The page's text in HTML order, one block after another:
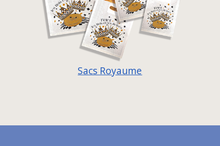
Sacs Royaume